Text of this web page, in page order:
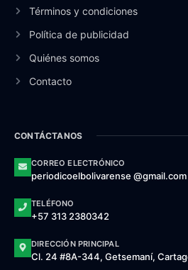
Términos y condiciones
Política de publicidad
Quiénes somos
Contacto
CONTÁCTANOS
CORREO ELECTRÓNICO
periodicoelbolivarense @gmail.com
TELÉFONO
+57 313 2380342
DIRECCIÓN PRINCIPAL
Cl. 24 #8A-344, Getsemaní,